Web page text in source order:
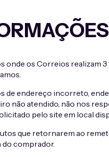
onde os Correios realizam
de endereço incorreto,
não atendido, não nos
pelo site em local
que retornarem ao
comprador.